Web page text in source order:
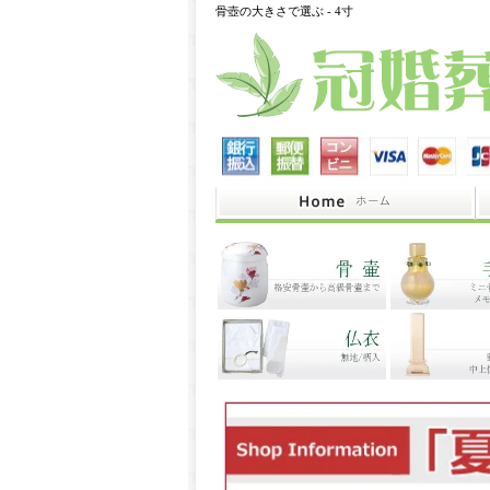
骨壺の大きさで選ぶ - 4寸